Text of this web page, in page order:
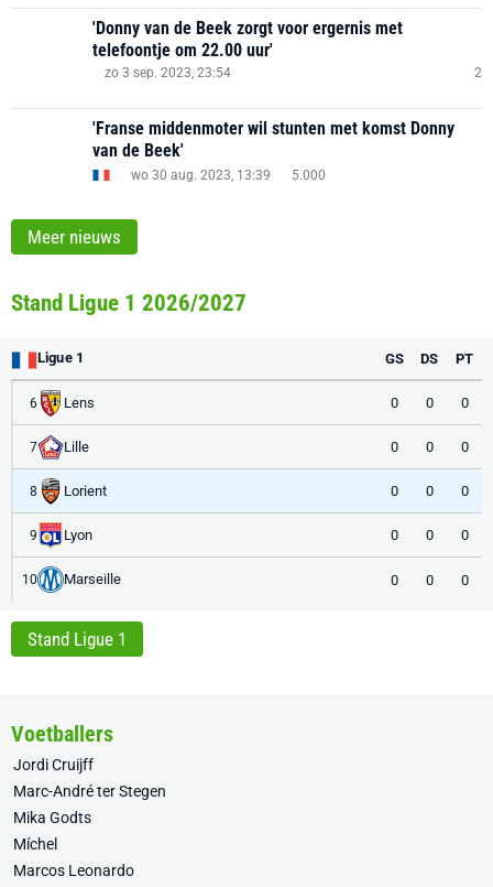
'Donny van de Beek zorgt voor ergernis met
telefoontje om 22.00 uur'
zo 3 sep. 2023, 23:54 2
'Franse middenmoter wil stunten met komst Donny
van de Beek'
wo 30 aug. 2023, 13:39 5.000
Meer nieuws
Stand Ligue 1 2026/2027
Ligue 1 GS DS PT
6 Lens 0 0 0
7 Lille 0 0 0
8 Lorient 0 0 0
9 Lyon 0 0 0
10 Marseille 0 0 0
Stand Ligue 1
Voetballers
Jordi Cruijff
Marc-André ter Stegen
Mika Godts
Míchel
Marcos Leonardo